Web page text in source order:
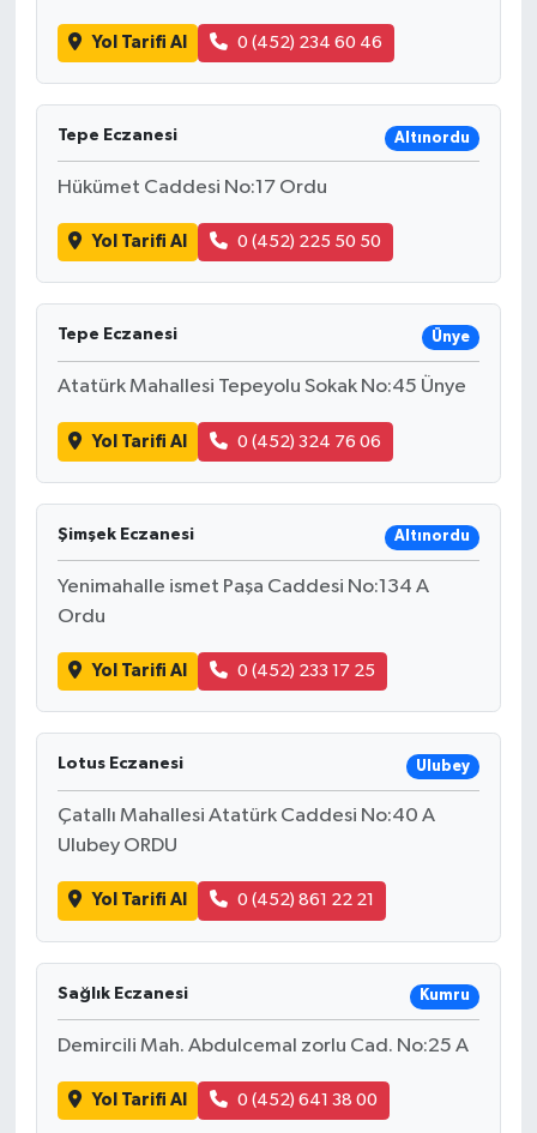
Yol Tarifi Al 0 (452) 234 60 46
Tepe Eczanesi Altınordu
Hükümet Caddesi No:17 Ordu
Yol Tarifi Al 0 (452) 225 50 50
Tepe Eczanesi Ünye
Atatürk Mahallesi Tepeyolu Sokak No:45 Ünye
Yol Tarifi Al 0 (452) 324 76 06
Şimşek Eczanesi Altınordu
Yenimahalle ismet Paşa Caddesi No:134 A
Ordu
Yol Tarifi Al 0 (452) 233 17 25
Lotus Eczanesi Ulubey
Çatallı Mahallesi Atatürk Caddesi No:40 A
Ulubey ORDU
Yol Tarifi Al 0 (452) 861 22 21
Sağlık Eczanesi Kumru
Demircili Mah. Abdulcemal zorlu Cad. No:25 A
Yol Tarifi Al 0 (452) 641 38 00